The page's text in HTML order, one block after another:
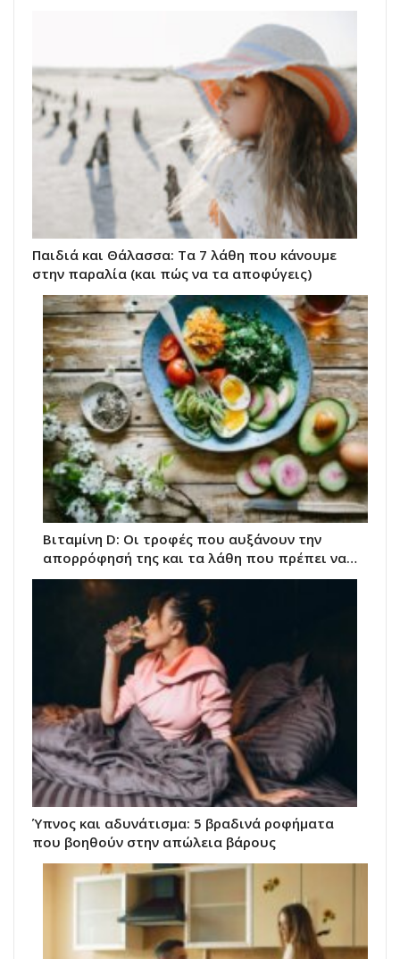
Παιδιά και Θάλασσα: Τα 7 λάθη που κάνουμε
στην παραλία (και πώς να τα αποφύγεις)
Βιταμίνη D: Οι τροφές που αυξάνουν την
απορρόφησή της και τα λάθη που πρέπει να…
Ύπνος και αδυνάτισμα: 5 βραδινά ροφήματα
που βοηθούν στην απώλεια βάρους